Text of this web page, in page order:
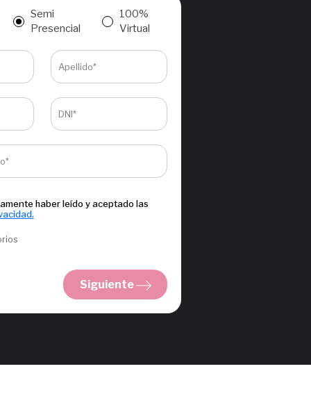
Semi
Presencial
100%
Virtual
Apellido*
DNI*
haber leído y aceptado las
Siguiente